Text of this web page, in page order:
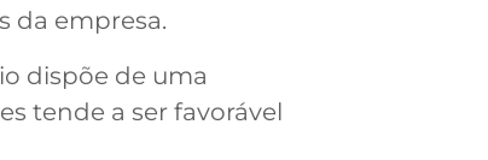
da empresa.
dispõe de uma
tende a ser favorável